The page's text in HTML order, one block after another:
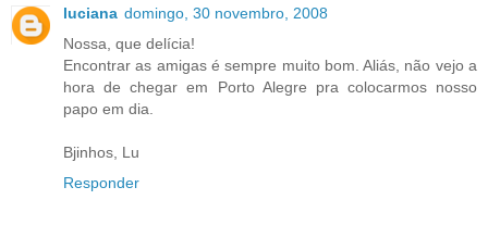
luciana domingo, 30 novembro, 2008
Nossa, que delícia!
Encontrar as amigas é sempre muito bom. Aliás, não vejo a
hora de chegar em Porto Alegre pra colocarmos nosso
papo em dia.
Bjinhos, Lu
Responder